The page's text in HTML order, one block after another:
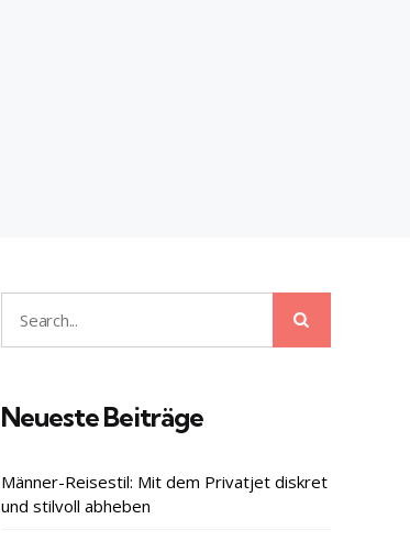
Search
for:
Neueste Beiträge
Männer-Reisestil: Mit dem Privatjet diskret
und stilvoll abheben